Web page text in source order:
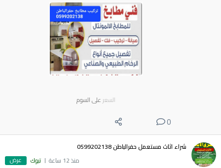
السعر على السوم
0
شراء اثاث مستعمل حفرالباطن 0599202138
منذ 12 ساعة
تبوك عرض